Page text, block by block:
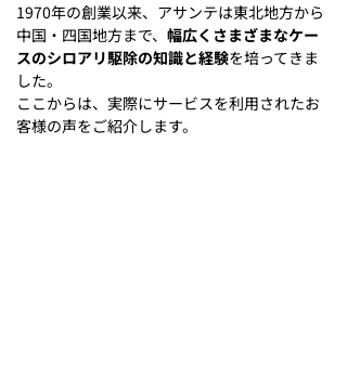
1970年の創業以来、アサンテは東北地方から
中国・四国地方まで、 幅広くさまざまなケー
スのシロアリ駆除の知識と経験を培ってきま
した。
ここからは、実際にサービスを利用されたお
客様の声をご紹介します。